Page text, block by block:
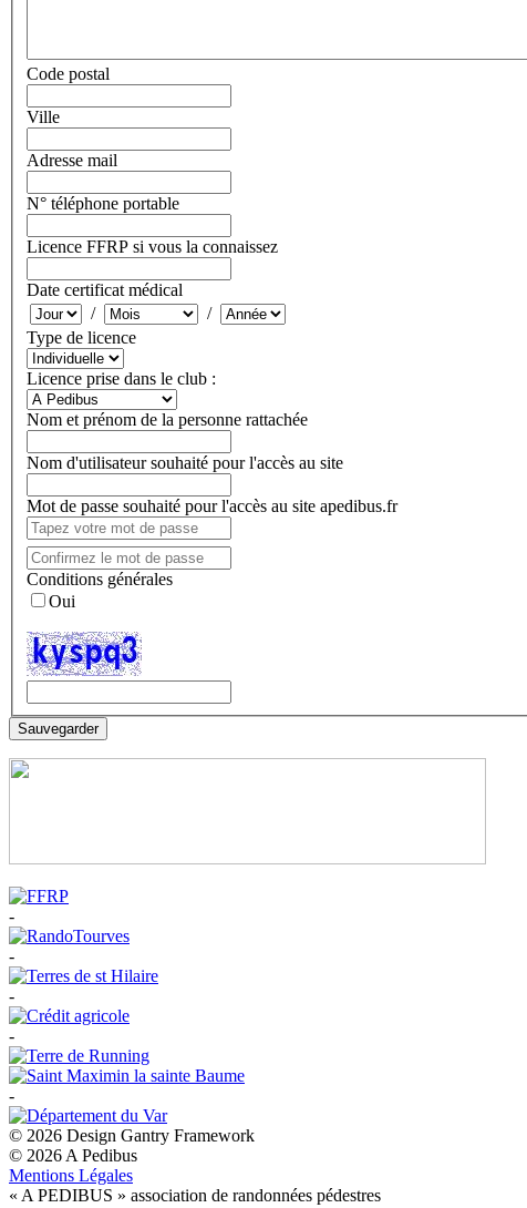
Code postal
Ville
Adresse mail
N° téléphone portable
Licence FFRP si vous la connaissez
Date certificat médical
/
/
Type de licence
Licence prise dans le club :
Nom et prénom de la personne rattachée
Nom d'utilisateur souhaité pour l'accès au site
Mot de passe souhaité pour l'accès au site apedibus.fr
Conditions générales
Oui
Sauvegarder
-
-
-
-
-
© 2026 Design Gantry Framework
© 2026 A Pedibus
Mentions Légales
« A PEDIBUS » association de randonnées pédestres